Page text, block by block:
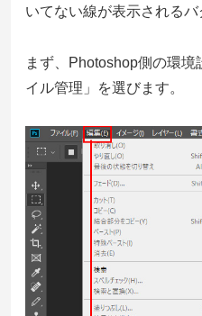
いてない線が表示されるバ
まず、Photoshop側の環
イル管理」を選びます。